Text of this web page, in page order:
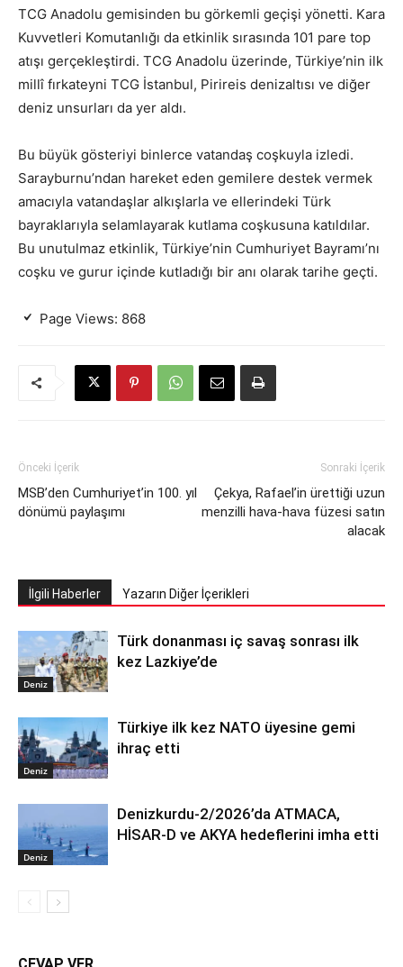
TCG Anadolu gemisinden bu görkemli geçişi yönetti. Kara
Kuvvetleri Komutanlığı da etkinlik sırasında 101 pare top
atışı gerçekleştirdi. TCG Anadolu üzerinde, Türkiye’nin ilk
millî fırkateyni TCG İstanbul, Pirireis denizaltısı ve diğer
deniz unsurları da yer aldı.
Bu büyük gösteriyi binlerce vatandaş coşkuyla izledi.
Sarayburnu’ndan hareket eden gemilere destek vermek
amacıyla vatandaşlar alkışlarla ve ellerindeki Türk
bayraklarıyla selamlayarak kutlama coşkusuna katıldılar.
Bu unutulmaz etkinlik, Türkiye’nin Cumhuriyet Bayramı’nı
coşku ve gurur içinde kutladığı bir anı olarak tarihe geçti.
Page Views: 868
Önceki İçerik
MSB’den Cumhuriyet’in 100. yıl
dönümü paylaşımı
Sonraki İçerik
Çekya, Rafael’in ürettiği uzun
menzilli hava-hava füzesi satın
alacak
İlgili Haberler Yazarın Diğer İçerikleri
Deniz
Türk donanması iç savaş sonrası ilk
kez Lazkiye’de
Deniz
Türkiye ilk kez NATO üyesine gemi
ihraç etti
Deniz
Denizkurdu-2/2026’da ATMACA,
HİSAR-D ve AKYA hedeflerini imha etti
CEVAP VER